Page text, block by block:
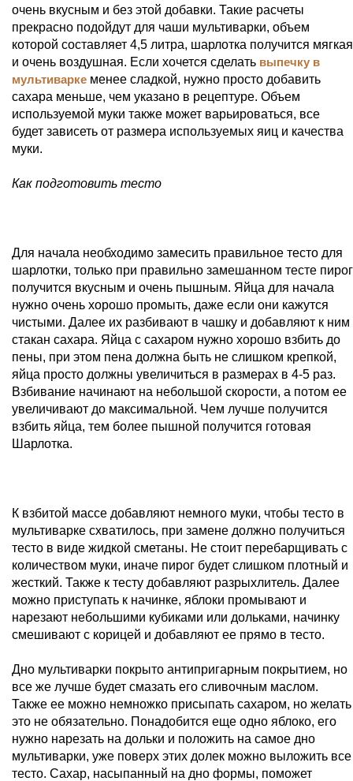
очень вкусным и без этой добавки. Такие расчеты
прекрасно подойдут для чаши мультиварки, объем
которой составляет 4,5 литра, шарлотка получится мягкая
и очень воздушная. Если хочется сделать выпечку в
мультиварке менее сладкой, нужно просто добавить
сахара меньше, чем указано в рецептуре. Объем
используемой муки также может варьироваться, все
будет зависеть от размера используемых яиц и качества
муки.
Как подготовить тесто
Для начала необходимо замесить правильное тесто для
шарлотки, только при правильно замешанном тесте пирог
получится вкусным и очень пышным. Яйца для начала
нужно очень хорошо промыть, даже если они кажутся
чистыми. Далее их разбивают в чашку и добавляют к ним
стакан сахара. Яйца с сахаром нужно хорошо взбить до
пены, при этом пена должна быть не слишком крепкой,
яйца просто должны увеличиться в размерах в 4-5 раз.
Взбивание начинают на небольшой скорости, а потом ее
увеличивают до максимальной. Чем лучше получится
взбить яйца, тем более пышной получится готовая
Шарлотка.
К взбитой массе добавляют немного муки, чтобы тесто в
мультиварке схватилось, при замене должно получиться
тесто в виде жидкой сметаны. Не стоит перебарщивать с
количеством муки, иначе пирог будет слишком плотный и
жесткий. Также к тесту добавляют разрыхлитель. Далее
можно приступать к начинке, яблоки промывают и
нарезают небольшими кубиками или дольками, начинку
смешивают с корицей и добавляют ее прямо в тесто.
Дно мультиварки покрыто антипригарным покрытием, но
все же лучше будет смазать его сливочным маслом.
Также ее можно немножко присыпать сахаром, но желать
это не обязательно. Понадобится еще одно яблоко, его
нужно нарезать на дольки и положить на самое дно
мультиварки, уже поверх этих долек можно выложить все
тесто. Сахар, насыпанный на дно формы, поможет